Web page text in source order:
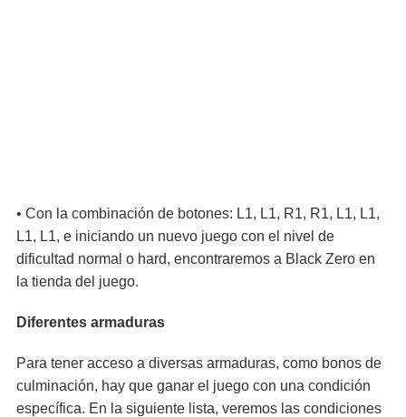
• Con la combinación de botones: L1, L1, R1, R1, L1, L1,
L1, L1, e iniciando un nuevo juego con el nivel de
dificultad normal o hard, encontraremos a Black Zero en
la tienda del juego.
Diferentes armaduras
Para tener acceso a diversas armaduras, como bonos de
culminación, hay que ganar el juego con una condición
específica. En la siguiente lista, veremos las condiciones